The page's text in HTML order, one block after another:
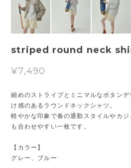
striped round neck
¥7,490
細めのストライプとミニマルなボタン
け感のあるラウンドネックシャツ。
軽やかな印象で春の通勤スタイルやカ
も合わせやすい一枚です。
【カラー】
グレー、ブルー